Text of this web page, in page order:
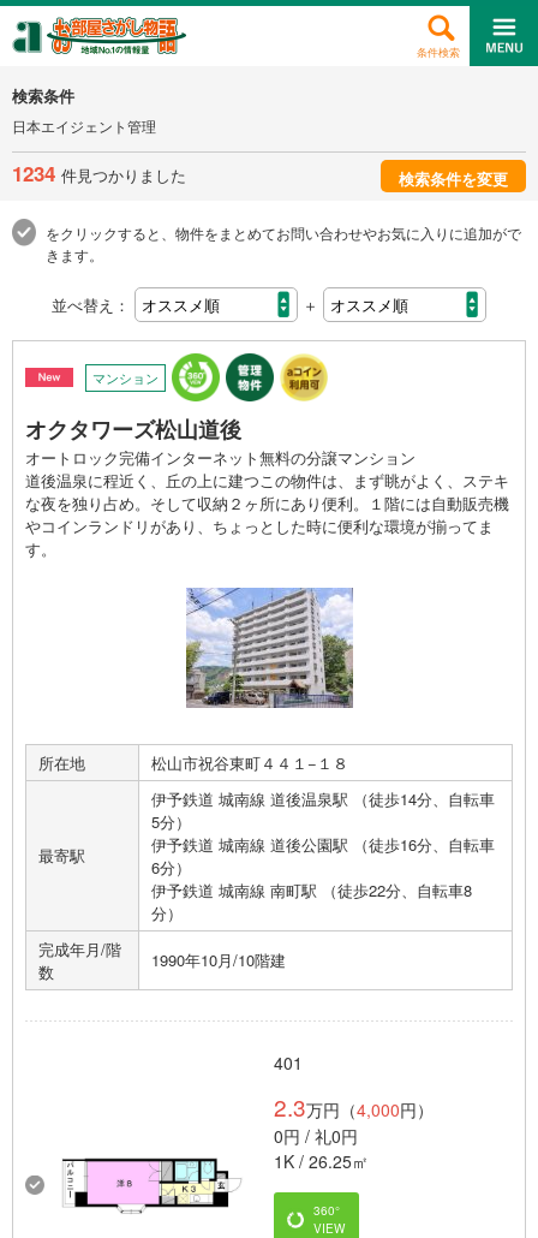
条件検索
検索条件
日本エイジェント管理
1234 件見つかりました 検索条件を変更
をクリックすると、物件をまとめてお問い合わせやお気に入りに追加がで
きます。
並べ替え： ＋
マンション
オクタワーズ松山道後
オートロック完備インターネット無料の分譲マンション
道後温泉に程近く、丘の上に建つこの物件は、まず眺がよく、ステキ
な夜を独り占め。そして収納２ヶ所にあり便利。１階には自動販売機
やコインランドリがあり、ちょっとした時に便利な環境が揃ってま
す。
所在地 松山市祝谷東町４４１−１８
最寄駅
伊予鉄道 城南線 道後温泉駅 （徒歩14分、自転車
5分）
伊予鉄道 城南線 道後公園駅 （徒歩16分、自転車
6分）
伊予鉄道 城南線 南町駅 （徒歩22分、自転車8
分）
完成年月/階
数
1990年10月/10階建
401
2.3万円（4,000円）
0円 / 礼0円
1K / 26.25㎡
360°
VIEW